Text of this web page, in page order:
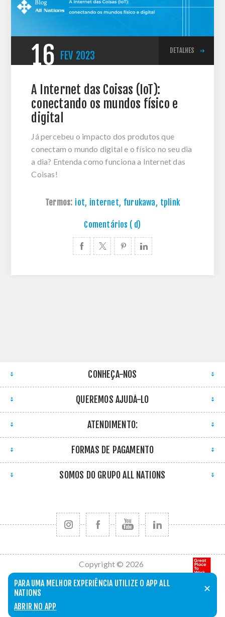
PARA UMA MELHOR EXPERIÊNCIA UTILIZE O APP ALL
NATIONS
✕
ABRIR NO APP
16 FEV 2023 DETALHES
A Internet das Coisas (IoT):
conectando os mundos físico e
digital
Já percebeu o impacto dos produtos que
conectam o mundo digital e o físico no seu dia
a dia? Entenda como funciona a Internet das
Coisas!
Termos: iot, internet, furukawa, tplink
Comentários ( d)
CONHEÇA-NOS
QUEREMOS AJUDÁ-LO
ATENDIMENTO:
FORMAS DE PAGAMENTO
SOMOS DO GRUPO ALL NATIONS
Copyright © 2026
All Nations. Todos
os direitos